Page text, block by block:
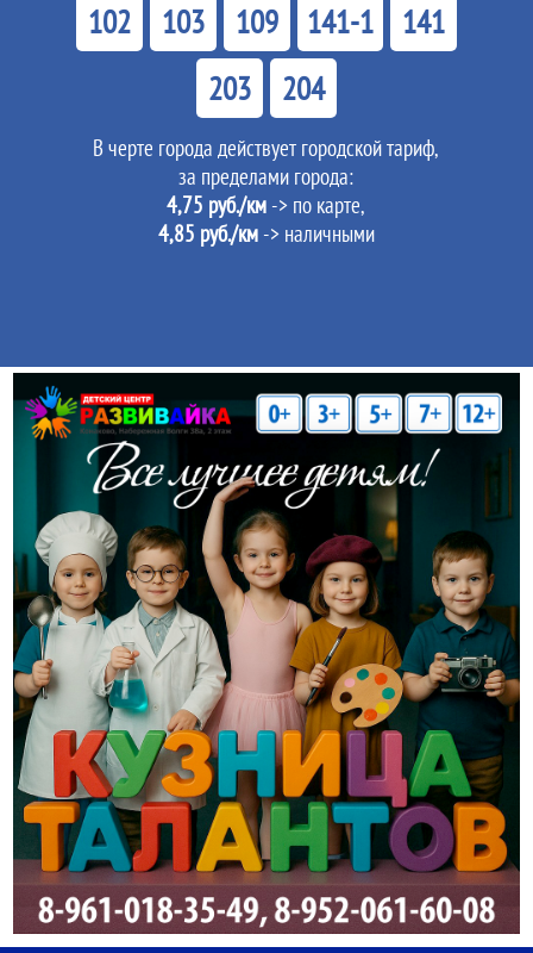
102 103 109 141-1
141
203
204
В черте города действует городской тариф,
за пределами города:
4,75 руб./км -> по карте,
4,85 руб./км-> наличными